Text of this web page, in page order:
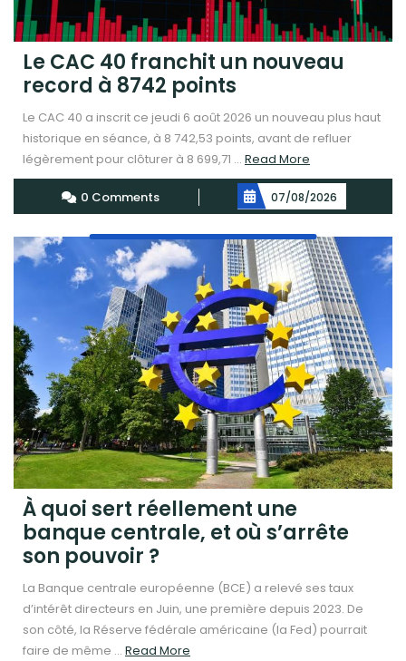
Le CAC 40 franchit un nouveau
record à 8742 points
Le CAC 40 a inscrit ce jeudi 6 août 2026 un nouveau plus haut
historique en séance, à 8 742,53 points, avant de refluer
légèrement pour clôturer à 8 699,71 ... Read More
More
0 Comments
07/08/2026
À quoi sert réellement une
banque centrale, et où s’arrête
son pouvoir ?
La Banque centrale européenne (BCE) a relevé ses taux
d’intérêt directeurs en Juin, une première depuis 2023. De
son côté, la Réserve fédérale américaine (la Fed) pourrait
faire de même ... Read More